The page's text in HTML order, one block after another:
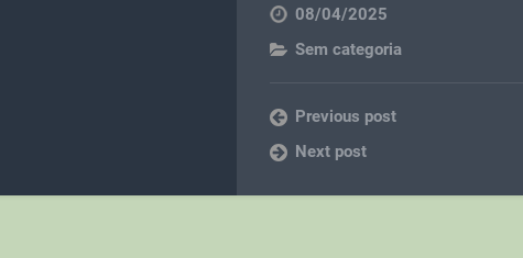
08/04/2025
Sem categoria
Previous post
Next post